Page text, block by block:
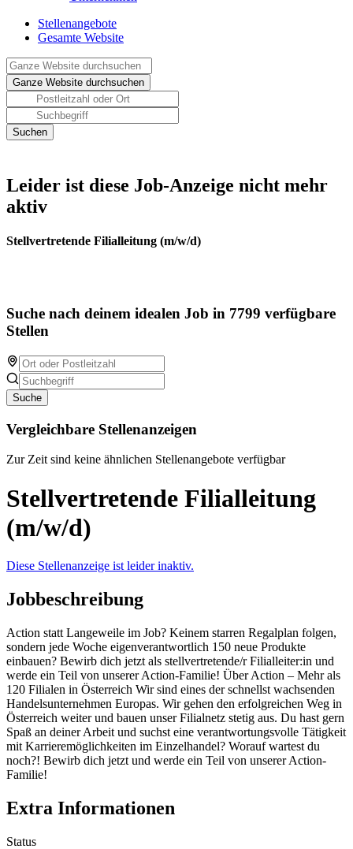
Stellenangebote
Gesamte Website
Leider ist diese Job-Anzeige nicht mehr
aktiv
Stellvertretende Filialleitung (m/w/d)
Suche nach deinem idealen Job in 7799 verfügbare
Stellen
Suche
Vergleichbare Stellenanzeigen
Zur Zeit sind keine ähnlichen Stellenangebote verfügbar
Stellvertretende Filialleitung
(m/w/d)
Diese Stellenanzeige ist leider inaktiv.
Jobbeschreibung
Action statt Langeweile im Job? Keinem starren Regalplan folgen,
sondern jede Woche eigenverantwortlich 150 neue Produkte
einbauen? Bewirb dich jetzt als stellvertretende/r Filialleiter:in und
werde ein Teil von unserer Action-Familie! Über Action – Mehr als
120 Filialen in Österreich Wir sind eines der schnellst wachsenden
Handelsunternehmen Europas. Wir gehen den erfolgreichen Weg in
Österreich weiter und bauen unser Filialnetz stetig aus. Du hast gern
Spaß an deiner Arbeit und suchst eine verantwortungsvolle Tätigkeit
mit Karrieremöglichkeiten im Einzelhandel? Worauf wartest du
noch?! Bewirb dich jetzt und werde ein Teil von unserer Action-
Familie!
Extra Informationen
Status